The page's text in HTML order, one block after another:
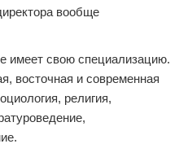
вообще
имеет свою специализацию.
восточная и современная
религия,